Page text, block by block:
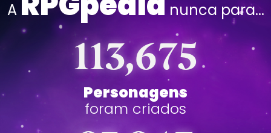
A nunca para...
Personagens
foram criados